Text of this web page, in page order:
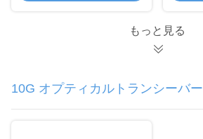
もっと見る
10G オプティカルトランシーバー